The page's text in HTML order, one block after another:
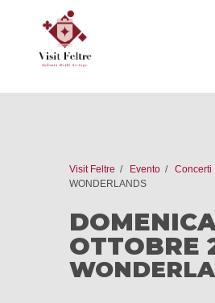
Visit Feltre Evento
Concerti
WONDERLANDS
OTTOBRE